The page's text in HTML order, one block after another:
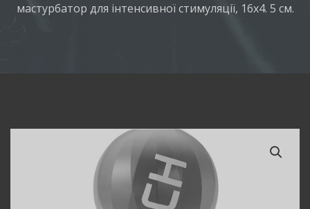
мастурбатор для інтенсивної стимуляції, 16х4. 5 см.